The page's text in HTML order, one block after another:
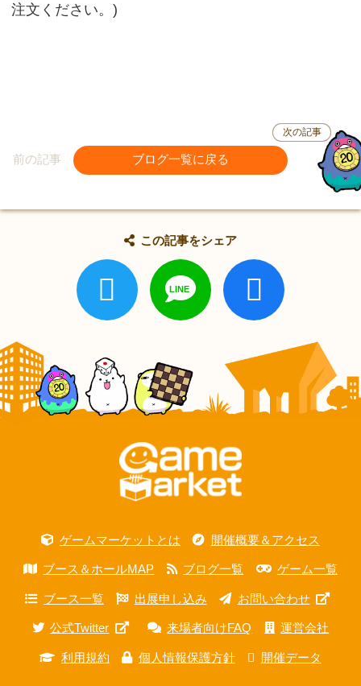
注文ください。)
前の記事 ブログ一覧に戻る
次の記事
この記事をシェア
ゲームマーケットとは 開催概要＆アクセス
ブース＆ホールMAP ブログ一覧 ゲーム一覧
ブース一覧 出展申し込み お問い合わせ
公式Twitter 来場者向けFAQ 運営会社
利用規約 個人情報保護方針 開催データ